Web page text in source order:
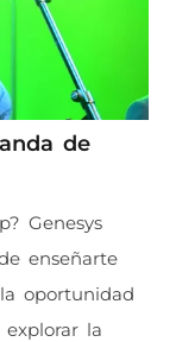
de
Genesys
enseñarte
oportunidad
la